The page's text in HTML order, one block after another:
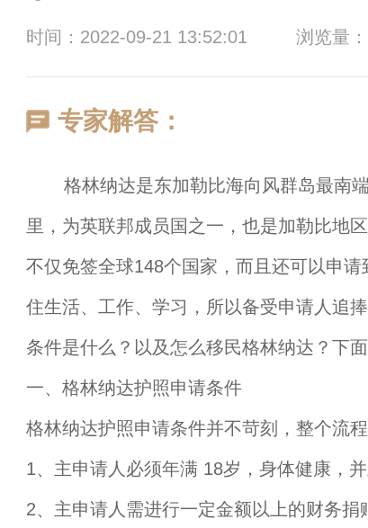
时间：2022-09-21 13:52:01 浏览量
专家解答：
格林纳达是东加勒比海向风群岛最南端
里，为英联邦成员国之一，也是加勒比地
不仅免签全球148个国家，而且还可以申
住生活、工作、学习，所以备受申请人追
条件是什么？以及怎么移民格林纳达？下
一、格林纳达护照申请条件
格林纳达护照申请条件并不苛刻，整个流
1、主申请人必须年满 18岁，身体健康，并
2、主申请人需进行一定金额以上的财务